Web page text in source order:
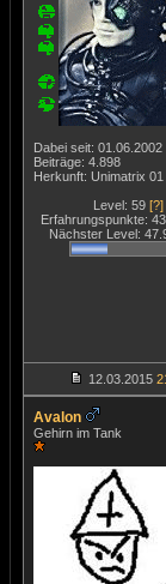
Dabei seit: 01.06.2002
Beiträge: 4.898
Herkunft: Unimatrix 01
Level: 59 [?]
Erfahrungspunkte:
Nächster Level:
12.03.2015
Avalon
Gehirn im Tank